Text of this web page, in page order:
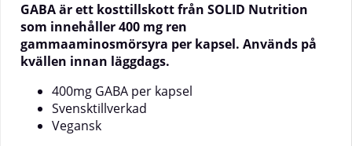
GABA är ett kosttillskott från SOLID Nutrition
som innehåller 400 mg ren
gammaaminosmörsyra per kapsel. Används på
kvällen innan läggdags.
400mg GABA per kapsel
Svensktillverkad
Vegansk